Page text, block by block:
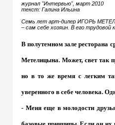
журнал "Интервью", март 2010
текст: Галина Ильина
Семь лет арт-дилер ИГОРЬ
– сам себе хозяин. В его
В полутемном зале ресторана
Метелицына. Может, свет так
но в то же время с легким
уверенного в себе человека.
- Меня еще в молодости